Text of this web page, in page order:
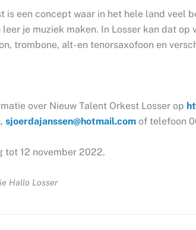
is een concept waar in het hele land veel
leer je muziek maken. In Losser kan dat
trombone, alt- en tenorsaxofoon en
over Nieuw Talent Orkest Losser op
sjoerdajanssen@hotmail.com of telefoon
tot 12 november 2022.
Hallo Losser